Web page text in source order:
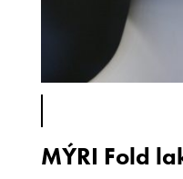
MÝRI Fold